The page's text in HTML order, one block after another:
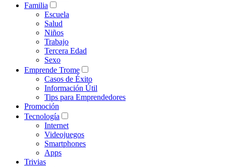
Familia
Escuela
Salud
Niños
Trabajo
Tercera Edad
Sexo
Emprende Trome
Casos de Éxito
Información Útil
Tips para Emprendedores
Promoción
Tecnología
Internet
Videojuegos
Smartphones
Apps
Trivias